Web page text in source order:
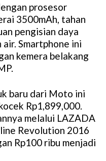
M
u
t
e
prosesor
3500mAh, tahan
pengisian daya
Smartphone ini
kemera belakang
baru dari Moto ini
Rp1,899,000.
melalui LAZADA
Revolution 2016
Rp100 ribu menjadi